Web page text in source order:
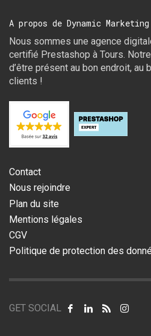
A propos de Dynamic Marketing
Nous sommes une agence
certifié Prestashop à Tours.
d’être présent au bon endroit, au
clients !
Contact
Nous rejoindre
Plan du site
Mentions légales
CGV
Politique de protection des
GET SOCIAL